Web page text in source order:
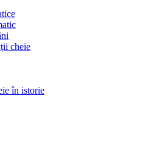
cheie
în istorie